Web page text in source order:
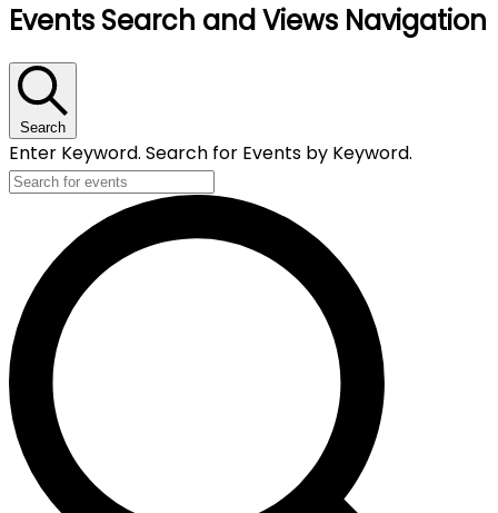
Events Search and Views Navigation
Search
Enter Keyword. Search for Events by Keyword.